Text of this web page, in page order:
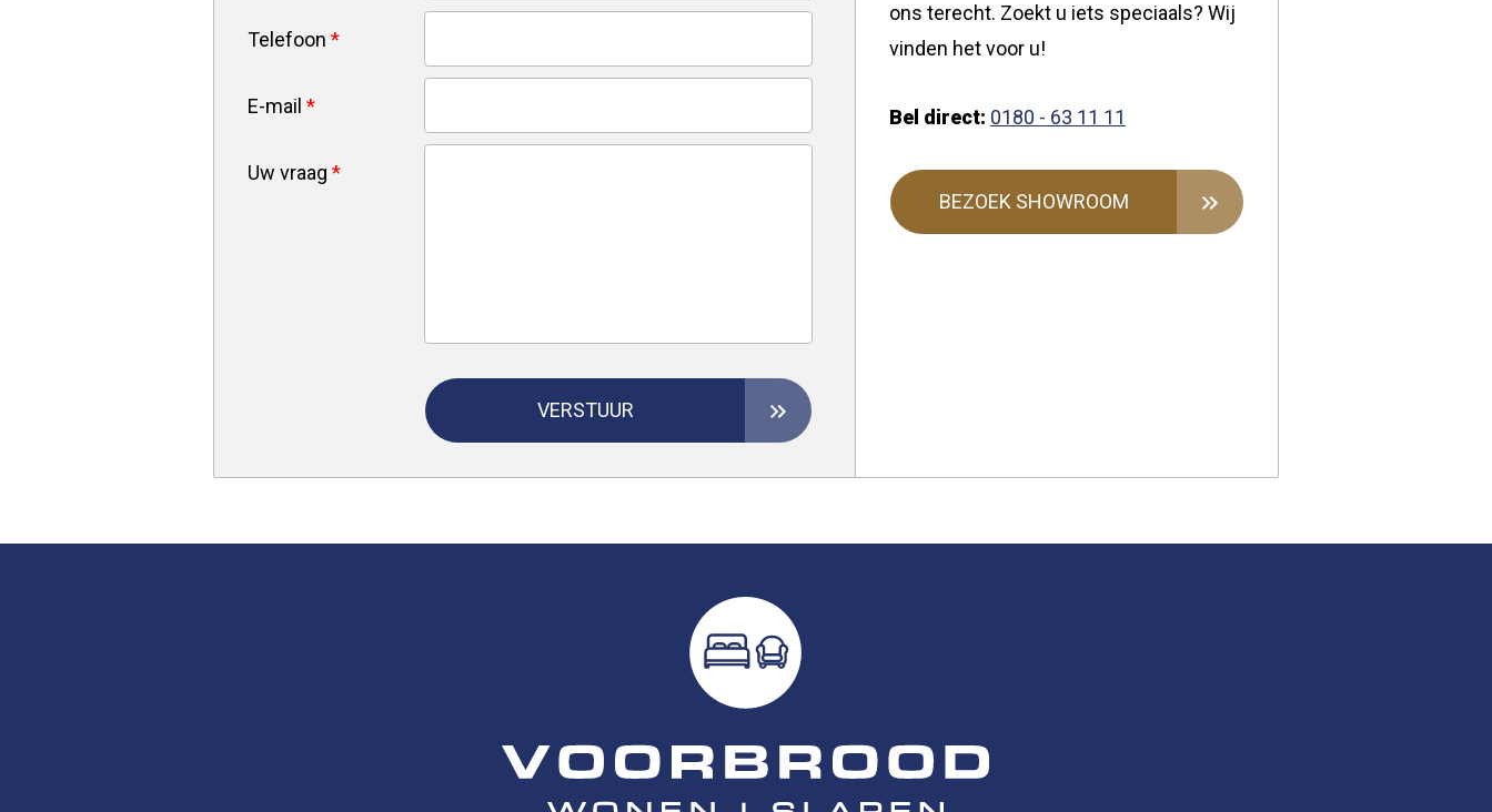
Telefoon *
E-mail *
Uw vraag *
VERSTUUR
ons terecht. Zoekt u iets speciaals? Wij
vinden het voor u!
Bel direct: 0180 - 63 11 11
BEZOEK SHOWROOM